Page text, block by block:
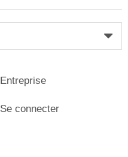
Entreprise
Se connecter